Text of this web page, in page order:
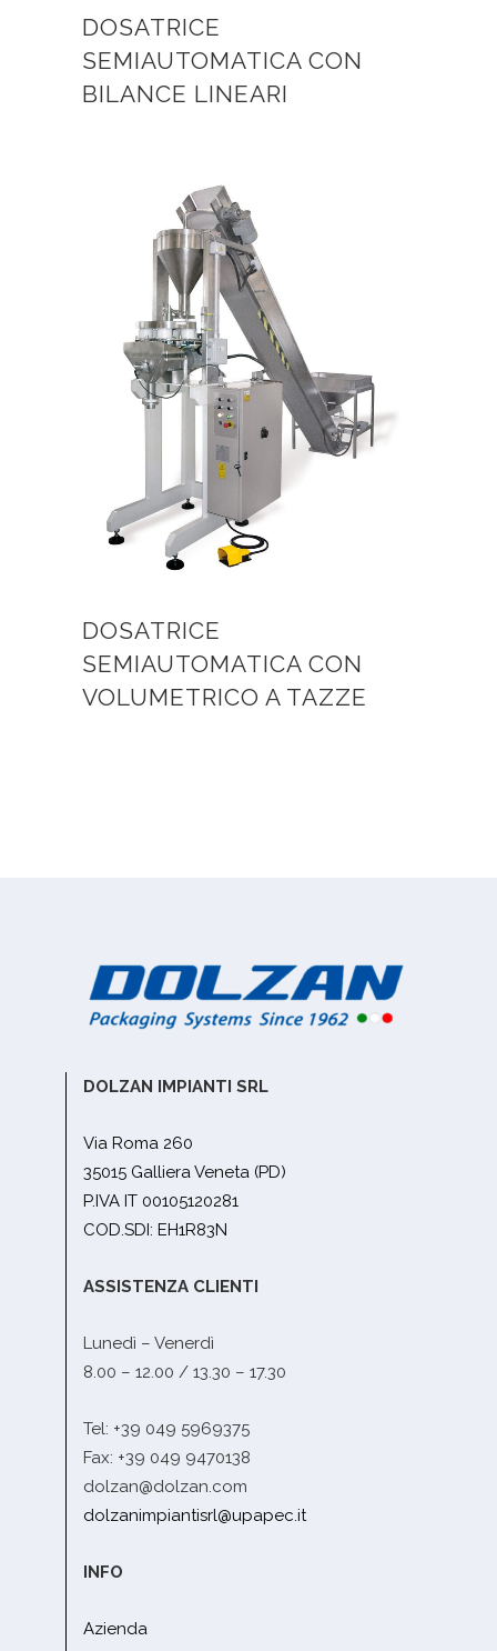
DOSATRICE
SEMIAUTOMATICA CON
BILANCE LINEARI
DOSATRICE
SEMIAUTOMATICA CON
VOLUMETRICO A TAZZE
DOLZAN IMPIANTI SRL
Via Roma 260
35015 Galliera Veneta (PD)
P.IVA IT 00105120281
COD.SDI: EH1R83N
ASSISTENZA CLIENTI
Lunedì – Venerdì
8.00 – 12.00 / 13.30 – 17.30
Tel: +39 049 5969375
Fax: +39 049 9470138
dolzan@dolzan.com
dolzanimpiantisrl@upapec.it
INFO
Azienda